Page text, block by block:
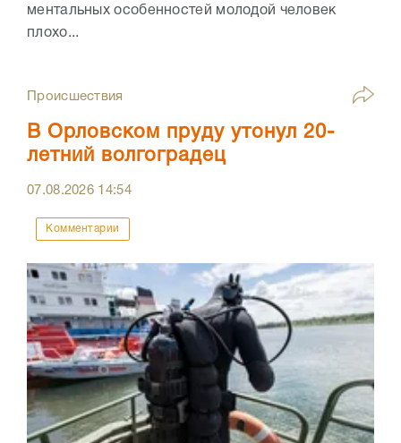
ментальных особенностей молодой человек
плохо...
Происшествия
В Орловском пруду утонул 20-
летний волгоградец
07.08.2026 14:54
Комментарии